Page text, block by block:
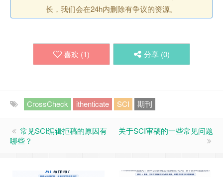
长，我们会在24h内删除有争议的资源。
喜欢 (1) 分享 (0)
CrossCheck ithenticate SCI 期刊
常见SCI编辑拒稿的原因有
哪些？
关于SCI审稿的一些常见问题